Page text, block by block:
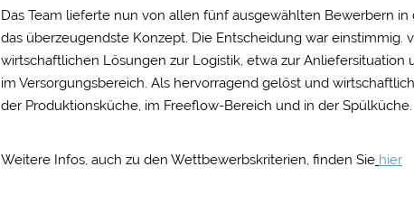
Das Team lieferte nun von allen fünf ausgewählten Bewerbern
das überzeugendste Konzept. Die Entscheidung war
wirtschaftlichen Lösungen zur Logistik, etwa zur Anliefersituation
im Versorgungsbereich. Als hervorragend gelöst und
der Produktionsküche, im Freeflow-Bereich und in der Spülküche.
Weitere Infos, auch zu den Wettbewerbskriterien, finden Sie hier